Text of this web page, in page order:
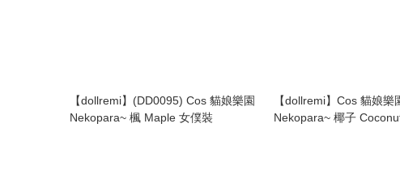
【dollremi】(DD0095) Cos 貓娘樂園
Nekopara~ 楓 Maple 女僕裝
【dollremi】Cos 貓娘樂
Nekopara~ 椰子 Coconut 女僕